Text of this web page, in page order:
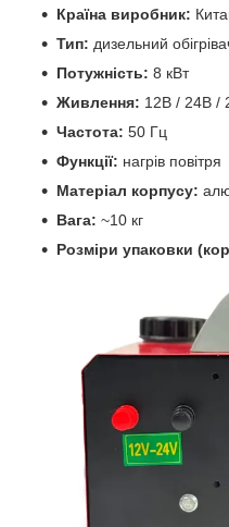
Країна виробник:
Тип: дизельний
Потужність: 8 кВт
Живлення: 12В / 24В /
Частота: 50 Гц
Функції: нагрів повітря
Матеріал корпусу:
Вага: ~10 кг
Розміри упаковки